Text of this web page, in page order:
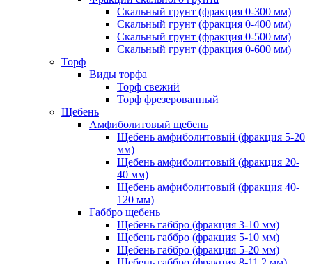
Скальный грунт (фракция 0-300 мм)
Скальный грунт (фракция 0-400 мм)
Скальный грунт (фракция 0-500 мм)
Скальный грунт (фракция 0-600 мм)
Торф
Виды торфа
Торф свежий
Торф фрезерованный
Щебень
Амфиболитовый щебень
Щебень амфиболитовый (фракция 5-20
мм)
Щебень амфиболитовый (фракция 20-
40 мм)
Щебень амфиболитовый (фракция 40-
120 мм)
Габбро щебень
Щебень габбро (фракция 3-10 мм)
Щебень габбро (фракция 5-10 мм)
Щебень габбро (фракция 5-20 мм)